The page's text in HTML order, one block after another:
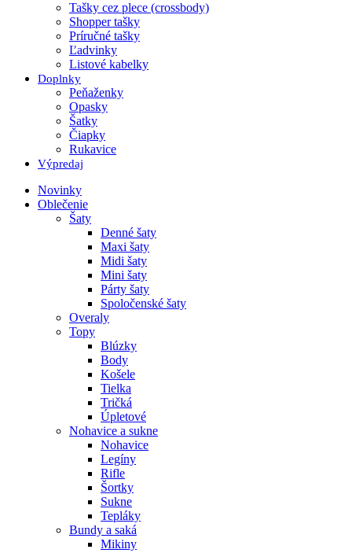
Tašky cez plece (crossbody)
Shopper tašky
Príručné tašky
Ľadvinky
Listové kabelky
Doplnky
Peňaženky
Opasky
Šatky
Čiapky
Rukavice
Výpredaj
Novinky
Oblečenie
Šaty
Denné šaty
Maxi šaty
Midi šaty
Mini šaty
Párty šaty
Spoločenské šaty
Overaly
Topy
Blúzky
Body
Košele
Tielka
Tričká
Úpletové
Nohavice a sukne
Nohavice
Legíny
Rifle
Šortky
Sukne
Tepláky
Bundy a saká
Mikiny